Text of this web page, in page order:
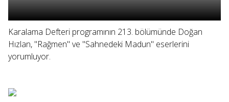
Karalama Defteri programının 213. bölümünde Doğan
Hızlan, "Rağmen" ve "Sahnedeki Madun" eserlerini
yorumluyor.